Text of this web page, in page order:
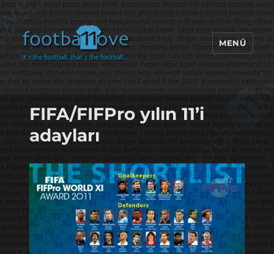
footbaLLove
MENÜ
FIFA/FIFPro yılın 11’i
adayları